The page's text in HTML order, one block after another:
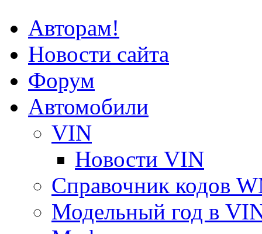
Авторам!
Новости сайта
Форум
Автомобили
VIN
Новости VIN
Справочник кодов
Модельный год в